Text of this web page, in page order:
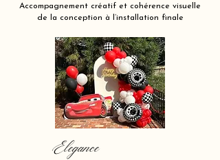
Accompagnement créatif et cohérence visuelle
de la conception à l’installation finale
Elegance